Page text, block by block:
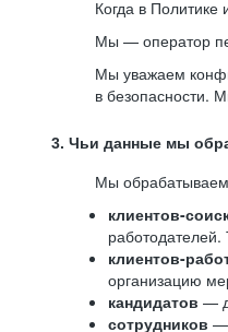
Когда в
Мы — оператор
Мы уважаем
в безопасности.
3. Чьи данные мы
Мы
клиентов-
клиентов-
организацию
кандидатов —
сотрудников —